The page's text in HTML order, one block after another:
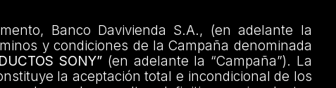
Banco Davivienda S.A., (en adelante la
y condiciones de la Campaña denominada
SONY” (en adelante la “Campaña”). La
la aceptación total e incondicional de los